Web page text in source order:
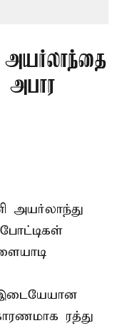
அயர்லாந்தை
அயர்லாந்து
ரத்து